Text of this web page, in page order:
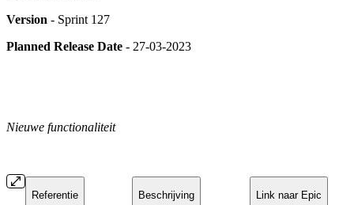
Version - Sprint 127
Planned Release Date - 27-03-2023
Nieuwe functionaliteit
Referentie Beschrijving Link naar Epic